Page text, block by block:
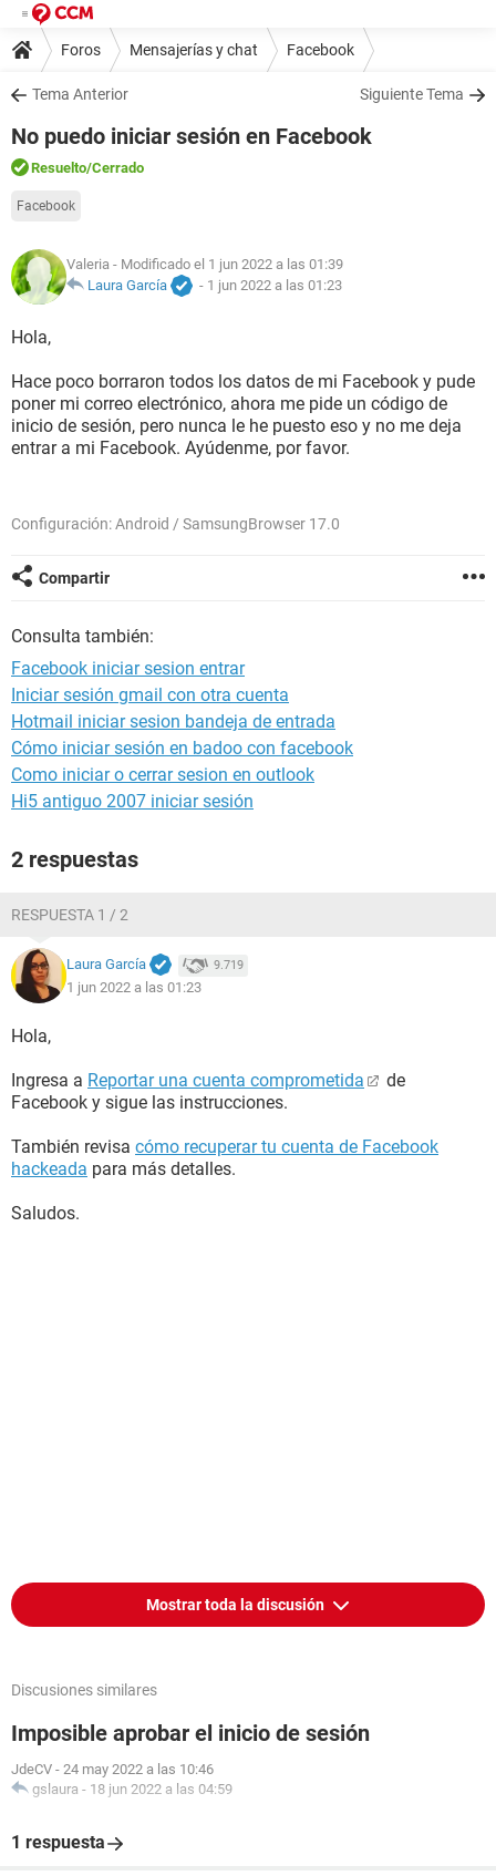
Foros Mensajerías y chat Facebook
Tema Anterior Siguiente Tema
No puedo iniciar sesión en Facebook
Resuelto/Cerrado
Facebook
Valeria - Modificado el 1 jun 2022 a las 01:39
Laura García
- 1 jun 2022 a las 01:23
Hola,
Hace poco borraron todos los datos de mi Facebook y pude
poner mi correo electrónico, ahora me pide un código de
inicio de sesión, pero nunca le he puesto eso y no me deja
entrar a mi Facebook. Ayúdenme, por favor.
Configuración: Android / SamsungBrowser 17.0
Compartir
Consulta también:
Facebook iniciar sesion entrar
Iniciar sesión gmail con otra cuenta
Hotmail iniciar sesion bandeja de entrada
Cómo iniciar sesión en badoo con facebook
Como iniciar o cerrar sesion en outlook
Hi5 antiguo 2007 iniciar sesión
2 respuestas
RESPUESTA 1 / 2
Laura García 9.719
1 jun 2022 a las 01:23
Hola,
Ingresa a Reportar una cuenta comprometida
de
Facebook y sigue las instrucciones.
También revisa cómo recuperar tu cuenta de Facebook
hackeada para más detalles.
Saludos.
Mostrar toda la discusión
Discusiones similares
Imposible aprobar el inicio de sesión
JdeCV - 24 may 2022 a las 10:46
gslaura - 18 jun 2022 a las 04:59
1 respuesta